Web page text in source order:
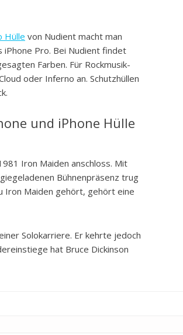
Hülle von Nudient macht man
Pro. Bei Nudient findet
Farben. Für Rockmusik-
oder Inferno an. Schutzhüllen
und iPhone Hülle
Iron Maiden anschloss. Mit
Bühnenpräsenz trug
Iron Maiden gehört, gehört eine
Solokarriere. Er kehrte jedoch
hat Bruce Dickinson